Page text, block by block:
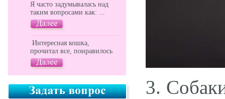
Я часто задумывалась над
таким вопросами как: ...
Интересная кошка,
прочитал все, понравилось
3.